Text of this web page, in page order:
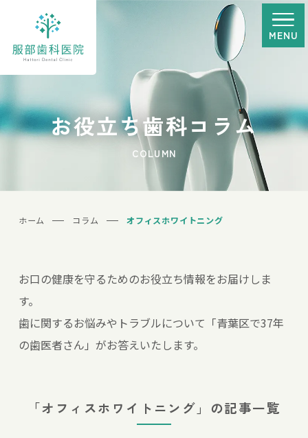
お役立ち歯科コラム
COLUMN
MENU
ホーム コラム オフィスホワイトニング
お口の健康を守るためのお役立ち情報をお届けしま
す。
歯に関するお悩みやトラブルについて「青葉区で37年
の歯医者さん」がお答えいたします。
「オフィスホワイトニング」の記事一覧